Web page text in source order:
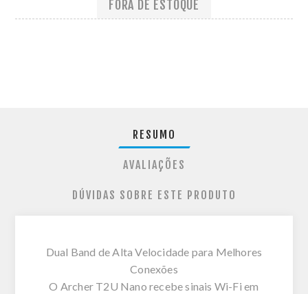
FORA DE ESTOQUE
RESUMO
AVALIAÇÕES
DÚVIDAS SOBRE ESTE PRODUTO
Dual Band de Alta Velocidade para Melhores
Conexões
O Archer T2U Nano recebe sinais Wi-Fi em